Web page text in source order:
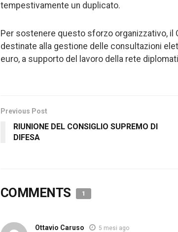
tempestivamente un duplicato.
Per sostenere questo sforzo organizzativo, il
destinate alla gestione delle consultazioni
euro, a supporto del lavoro della rete
Previous Post
RIUNIONE DEL CONSIGLIO SUPREMO DI
DIFESA
COMMENTS 1
Ottavio Caruso 5 mesi ago